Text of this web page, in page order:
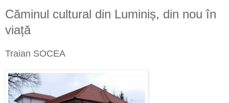
Căminul cultural din Luminiș, din nou în
viață
Traian SOCEA